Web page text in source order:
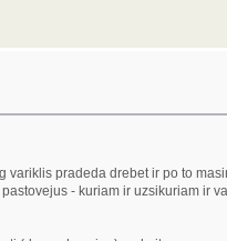
pradeda drebet ir po to
- kuriam ir uzsikuriam ir